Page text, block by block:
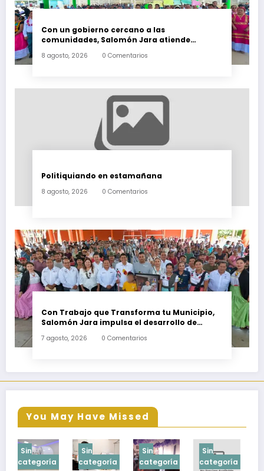
Con un gobierno cercano a las
comunidades, Salomón Jara atiende
Tenango
8 agosto, 2026 0 Comentarios
Politiquiando en estamañana
8 agosto, 2026 0 Comentarios
Con Trabajo que Transforma tu Municipio,
Salomón Jara impulsa el desarrollo de
7 agosto, 2026 0 Comentarios
You May Have Missed
Sin
categoría
Sin
categoría
Sin
categoría
Sin
categoría